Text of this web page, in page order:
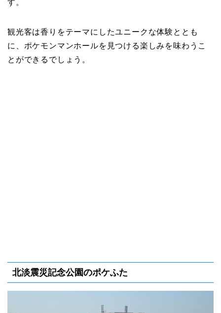
す。
観光客は香りをテーマにしたユニークな体験ととも
に、ポケモンマンホールを見つける楽しみを味わうこ
とができるでしょう。
北淡震災記念公園のポケふた